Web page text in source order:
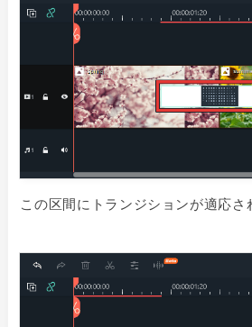
この区間にトランジションが適応さ